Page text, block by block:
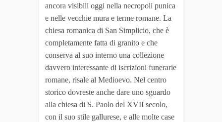
ancora visibili oggi nella necropoli punica
e nelle vecchie mura e terme romane. La
chiesa romanica di San Simplicio, che è
completamente fatta di granito e che
conserva al suo interno una collezione
davvero interessante di iscrizioni funerarie
romane, risale al Medioevo. Nel centro
storico dovreste anche dare uno sguardo
alla chiesa di S. Paolo del XVII secolo,
con il suo stile gallurese, e alle molte case